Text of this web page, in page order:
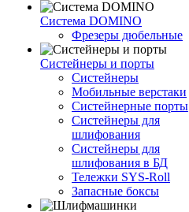
Система DOMINO
Фрезеры дюбельные
Систейнеры и порты
Систейнеры
Мобильные верстаки
Систейнерные порты
Систейнеры для
шлифования
Систейнеры для
шлифования в БД
Тележки SYS-Roll
Запасные боксы